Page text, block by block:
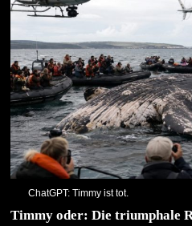
ChatGPT: Timmy ist tot.
Timmy oder: Die triumphale